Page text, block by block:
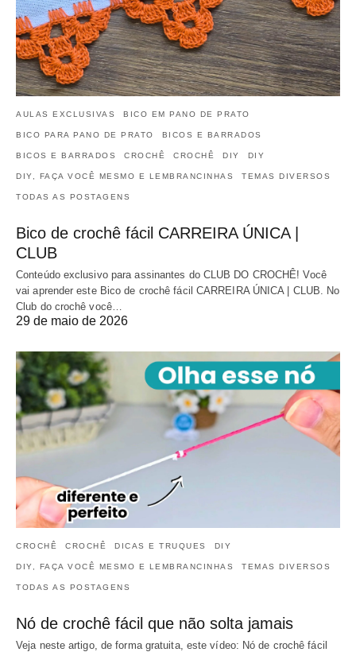
AULAS EXCLUSIVAS BICO EM PANO DE PRATO
BICO PARA PANO DE PRATO BICOS E BARRADOS
BICOS E BARRADOS CROCHÊ CROCHÊ DIY DIY
DIY, FAÇA VOCÊ MESMO E LEMBRANCINHAS TEMAS DIVERSOS
TODAS AS POSTAGENS
Bico de crochê fácil CARREIRA ÚNICA |
CLUB
Conteúdo exclusivo para assinantes do CLUB DO CROCHÊ! Você
vai aprender este Bico de crochê fácil CARREIRA ÚNICA | CLUB. No
Club do crochê você…
29 de maio de 2026
CROCHÊ CROCHÊ DICAS E TRUQUES DIY
DIY, FAÇA VOCÊ MESMO E LEMBRANCINHAS TEMAS DIVERSOS
TODAS AS POSTAGENS
Nó de crochê fácil que não solta jamais
Veja neste artigo, de forma gratuita, este vídeo: Nó de crochê fácil